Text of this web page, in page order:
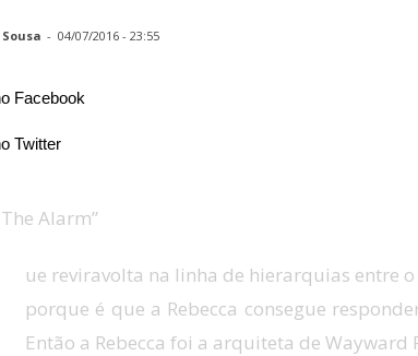
- 04/07/2016 - 23:55
Facebook
Twitter
Alarm”
ue reviravolta na linha de hierarquias entre
porque é que a Rebecca consegue
Então a Rebecca foi a arquiteta de Wayward